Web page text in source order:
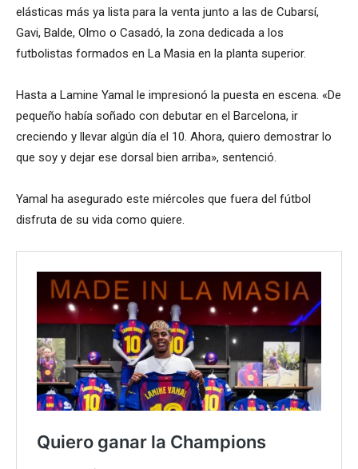
elásticas más ya lista para la venta junto a las de Cubarsí,
Gavi, Balde, Olmo o Casadó, la zona dedicada a los
futbolistas formados en La Masia en la planta superior.
Hasta a Lamine Yamal le impresionó la puesta en escena. «De
pequeño había soñado con debutar en el Barcelona, ir
creciendo y llevar algún día el 10. Ahora, quiero demostrar lo
que soy y dejar ese dorsal bien arriba», sentenció.
Yamal ha asegurado este miércoles que fuera del fútbol
disfruta de su vida como quiere.